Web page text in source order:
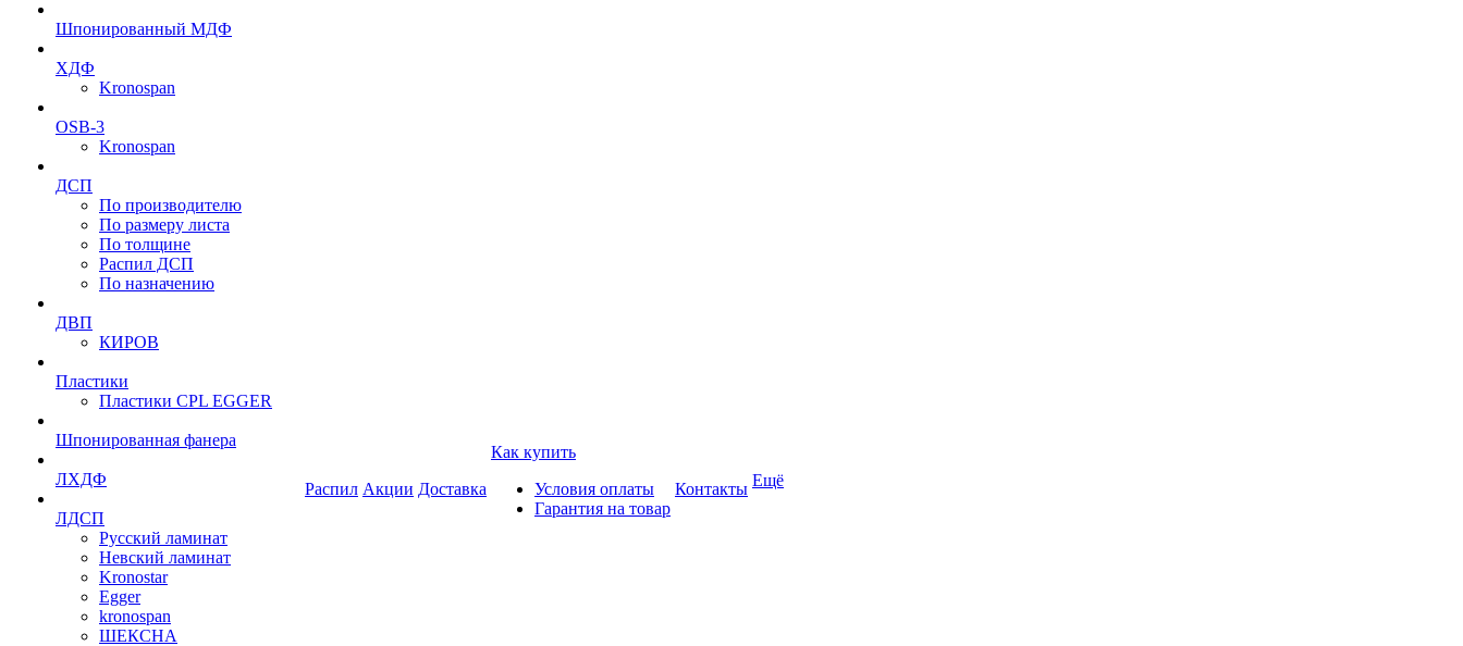
Шпонированный МДФ
ХДФ
Kronospan
OSB-3
Kronospan
ДСП
По производителю
По размеру листа
По толщине
Распил ДСП
По назначению
ДВП
КИРОВ
Пластики
Пластики CPL EGGER
Шпонированная фанера
ЛХДФ
ЛДСП
Русский ламинат
Невский ламинат
Kronostar
Egger
kronospan
ШЕКСНА
Распил Акции Доставка
Как купить
Условия оплаты
Гарантия на товар
Контакты Ещё